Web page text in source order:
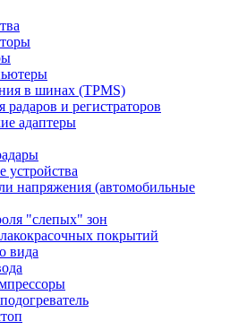
в шинах (TPMS)
радаров и регистраторов
адаптеры
устройства
напряжения (автомобильные
"слепых" зон
покрытий
вида